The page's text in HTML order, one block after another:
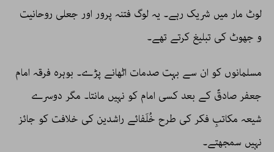
لوٹ مار میں شریک رہے۔ یہ لوگ فتنہ پرور اور جعلی روحانیت
و جھوٹ کی تبلیغ کرتے تھے۔
مسلمانوں کو ان سے بہت صدمات اٹھانے پڑے۔ بوہرہ فرقہ امام
جعفر صادقؑ کے بعد کسی امام کو نہیں مانتا۔ مگر دوسرے
شیعہ مکاتبِ فکر کی طرح خُلَفائے راشدین کی خلافت کو جائز
نہیں سمجھتے۔